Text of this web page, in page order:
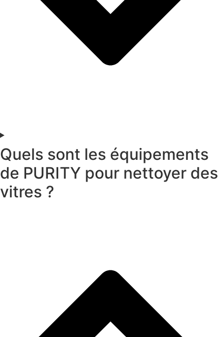
Quels sont les équipements
de PURITY pour nettoyer des
vitres ?